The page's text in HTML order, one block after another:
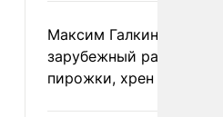
Максим Галкин
зарубежный райдер
пирожки, хрен и морс